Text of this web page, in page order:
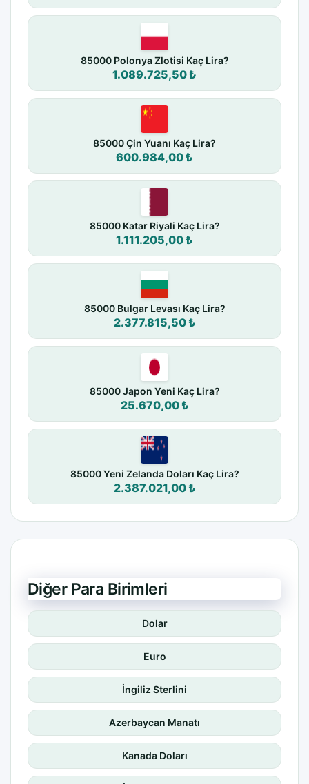
85000 Polonya Zlotisi Kaç Lira?
1.089.725,50 ₺
85000 Çin Yuanı Kaç Lira?
600.984,00 ₺
85000 Katar Riyali Kaç Lira?
1.111.205,00 ₺
85000 Bulgar Levası Kaç Lira?
2.377.815,50 ₺
85000 Japon Yeni Kaç Lira?
25.670,00 ₺
85000 Yeni Zelanda Doları Kaç Lira?
2.387.021,00 ₺
Diğer Para Birimleri
Dolar
Euro
İngiliz Sterlini
Azerbaycan Manatı
Kanada Doları